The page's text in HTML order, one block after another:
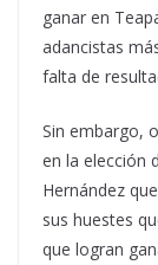
ganar en
adancistas
falta de
Sin embargo,
en la elección
Hernández
sus huestes
que logran